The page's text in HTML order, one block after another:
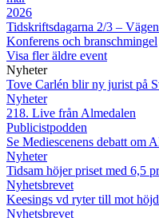
2026
Tidskriftsdagarna 2/3 –
Konferens och branschmingel
Visa fler äldre event
Nyheter
Tove Carlén blir ny jurist på
Nyheter
218. Live från Almedalen
Publicistpodden
Se Mediescenens debatt om
Nyheter
Tidsam höjer priset med 6,5
Nyhetsbrevet
Keesings vd ryter till mot
Nyhetsbrevet